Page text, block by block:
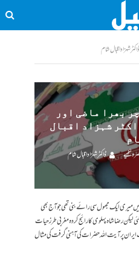
شہزاد اقبال شام
بھرا ماضی اور
شہزاد اقبال
لکھیے ڈاکٹر شہزاد اقبال شام
میری ایک مجہول سی رائے بنی تھی جو آج بھی
رضا شاہ پہلوی کا رائج کردہ مغربی طرز حیات
پر آیت اللہ حضرات کی آہنی گرفت کی مثال